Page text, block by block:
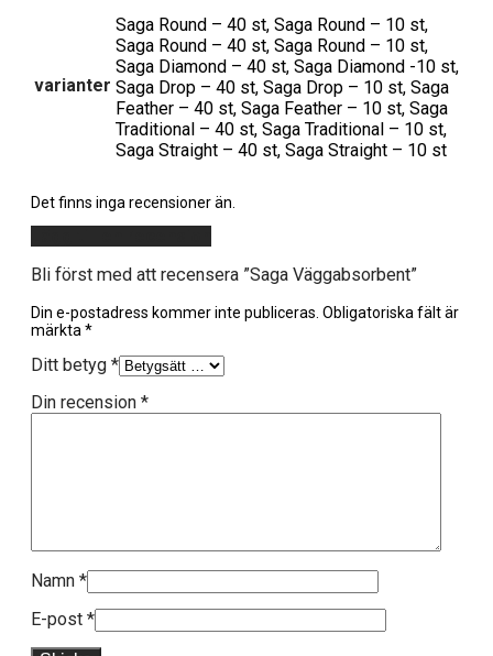
varianter
Saga Round – 40 st, Saga Round – 10 st,
Saga Round – 40 st, Saga Round – 10 st,
Saga Diamond – 40 st, Saga Diamond -10 st,
Saga Drop – 40 st, Saga Drop – 10 st, Saga
Feather – 40 st, Saga Feather – 10 st, Saga
Traditional – 40 st, Saga Traditional – 10 st,
Saga Straight – 40 st, Saga Straight – 10 st
Det finns inga recensioner än.
Bli först med att recensera ”Saga Väggabsorbent”
Din e-postadress kommer inte publiceras. Obligatoriska fält är
märkta *
Ditt betyg *
Din recension *
Namn *
E-post *